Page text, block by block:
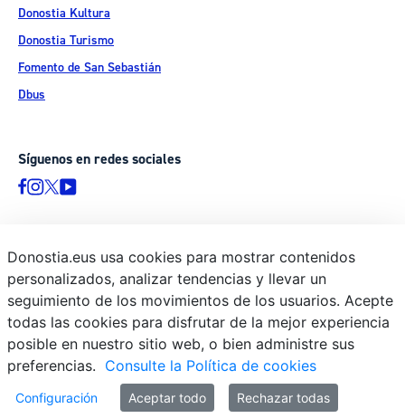
Donostia Kultura
Donostia Turismo
Fomento de San Sebastián
Dbus
Síguenos en redes sociales
© Donostiako Udala - Ayuntamiento de Donostia / San Sebastián
Ijentea 1, 20003 Donostia / San Sebastián
Aviso legal
Política de privacidad
Política de cookies
Declaración de accesibilidad
Donostia.eus usa cookies para mostrar contenidos
personalizados, analizar tendencias y llevar un
seguimiento de los movimientos de los usuarios. Acepte
todas las cookies para disfrutar de la mejor experiencia
posible en nuestro sitio web, o bien administre sus
preferencias. Consulte la Política de cookies
Configuración Aceptar todo Rechazar todas